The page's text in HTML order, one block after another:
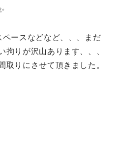
ースなどなど、、、まだ
拘りが沢山あります、、、
取りにさせて頂きました。